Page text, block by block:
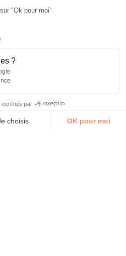
"Ok pour moi".
?
certifiés par
choisis OK pour moi